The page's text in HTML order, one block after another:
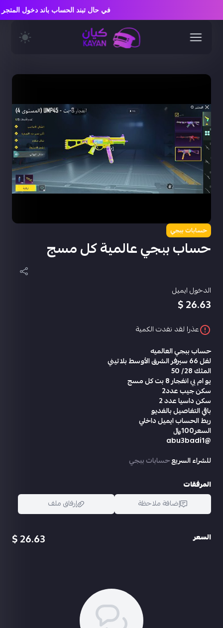
حسابات ببجي
حساب ببجي عالمية كل مسج
الدخول ايميل
26.63 $
عذرا لقد نفدت الكمية
حساب ببجي العالميه
لفل 66 سيرفر الشرق الأوسط بلاتيني
المثك 28/ 50
يو ام بي انفجار 8 بت كل مسج
سكن جيب عدد2
سكن داسيا عدد 2
باقي التفاصيل بالفديو
ربط الحساب ايميل داخلي
السعر100﷼
@abu3badi1
للشراء السريعحسابات ببجي
المرفقات
إضافة ملاحظة
إرفاق ملف
السعر 26.63 $
في حال تبند الحساب باند دخول